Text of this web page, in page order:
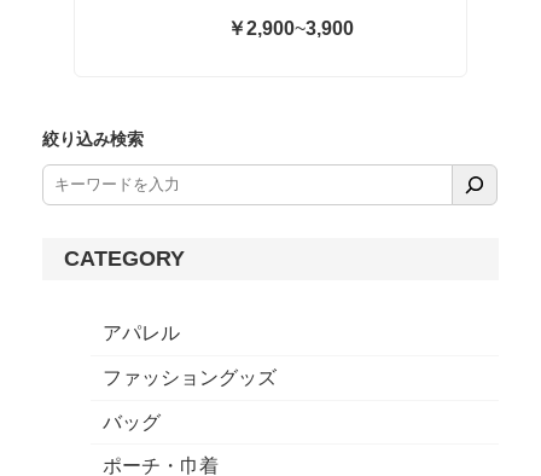
￥2,900~3,900
絞り込み検索
CATEGORY
アパレル
ファッショングッズ
バッグ
ポーチ・巾着